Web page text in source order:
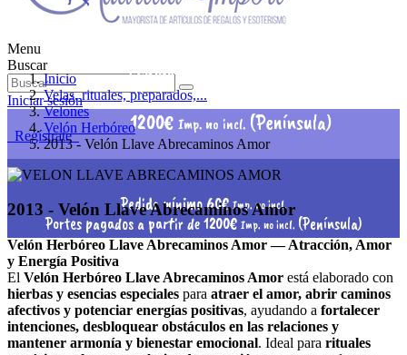
Menu
Buscar
Iniciar sesión
Regístrate
Pedido mínimo 60€Imp. no incl.
Portes pagados a partir de 1200€ Imp. no incl. (Península)
Pedido mínimo 60€
Portes pagados a partir de
1200€ Imp. no incl. (Península)
Inicio
Velas, rituales, preparados,...
Velones
Velón Herbóreo
2013 - Velón Llave Abrecaminos Amor
2013 - Velón Llave Abrecaminos Amor
Velón Herbóreo Llave Abrecaminos Amor — Atracción, Amor
y Energía Positiva
El Velón Herbóreo Llave Abrecaminos Amor está elaborado con
hierbas y esencias especiales para atraer el amor, abrir caminos
afectivos y potenciar energías positivas, ayudando a fortalecer
intenciones, desbloquear obstáculos en las relaciones y
mantener armonía y bienestar emocional. Ideal para rituales